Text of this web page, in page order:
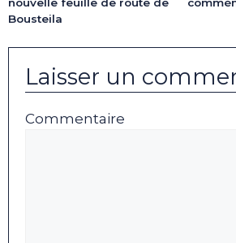
Bousteila
Laisser un
Commentaire